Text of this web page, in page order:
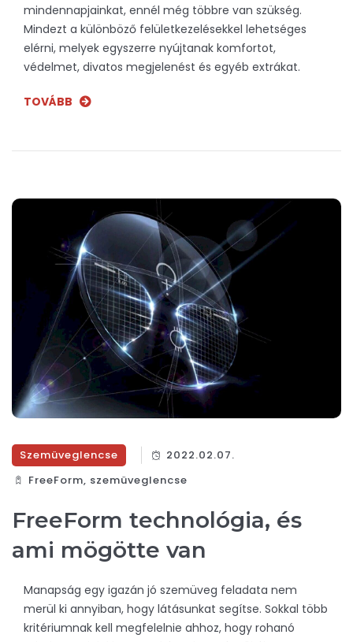
mindennapjainkat, ennél még többre van szükség.
Mindezt a különböző felületkezelésekkel lehetséges
elérni, melyek egyszerre nyújtanak komfortot,
védelmet, divatos megjelenést és egyéb extrákat.
TOVÁBB
Szemüveglencse
2022.02.07.
FreeForm, szemüveglencse
FreeForm technológia, és
ami mögötte van
Manapság egy igazán jó szemüveg feladata nem
merül ki annyiban, hogy látásunkat segítse. Sokkal több
kritériumnak kell megfelelnie ahhoz, hogy rohanó